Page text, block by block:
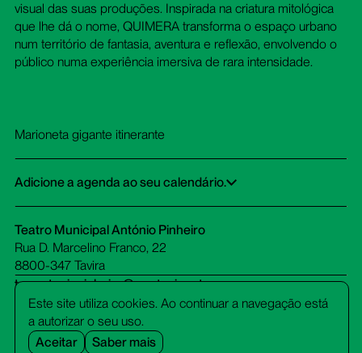
visual das suas produções. Inspirada na criatura mitológica
que lhe dá o nome, QUIMERA transforma o espaço urbano
num território de fantasia, aventura e reflexão, envolvendo o
público numa experiência imersiva de rara intensidade.
Marioneta gigante itinerante
Teatro Municipal António Pinheiro
Rua D. Marcelino Franco, 22
8800-347 Tavira
tm-antoniopinheiro@cm-tavira.pt
bilheteira.tm-antoniopinheiro@cm-tavira.pt
281 320 510
(custo de chamada para rede fixa)
Adicione a agenda ao seu calendário.
Este site utiliza cookies. Ao continuar a navegação está
a autorizar o seu uso.
Aceitar
Saber mais